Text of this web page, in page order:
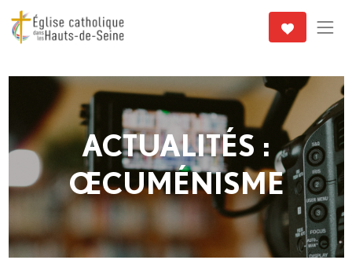
ACTUALITÉS :
ŒCUMÉNISME